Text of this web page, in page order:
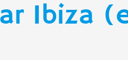
Ibiza